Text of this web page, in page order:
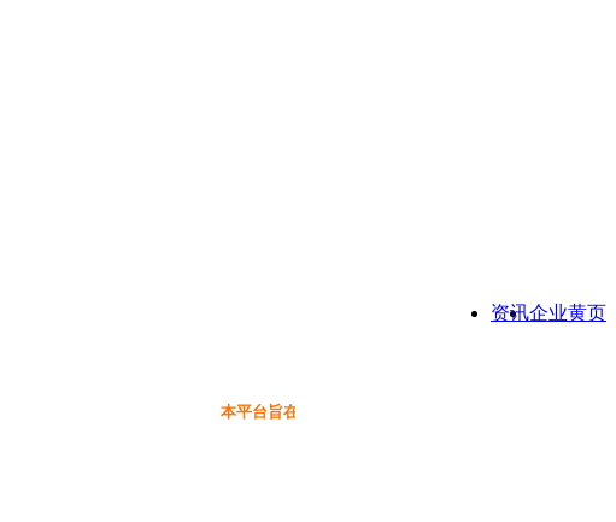
企业黄页
资讯
本平台旨在为保健品行业提供一个信息免费展示交流互